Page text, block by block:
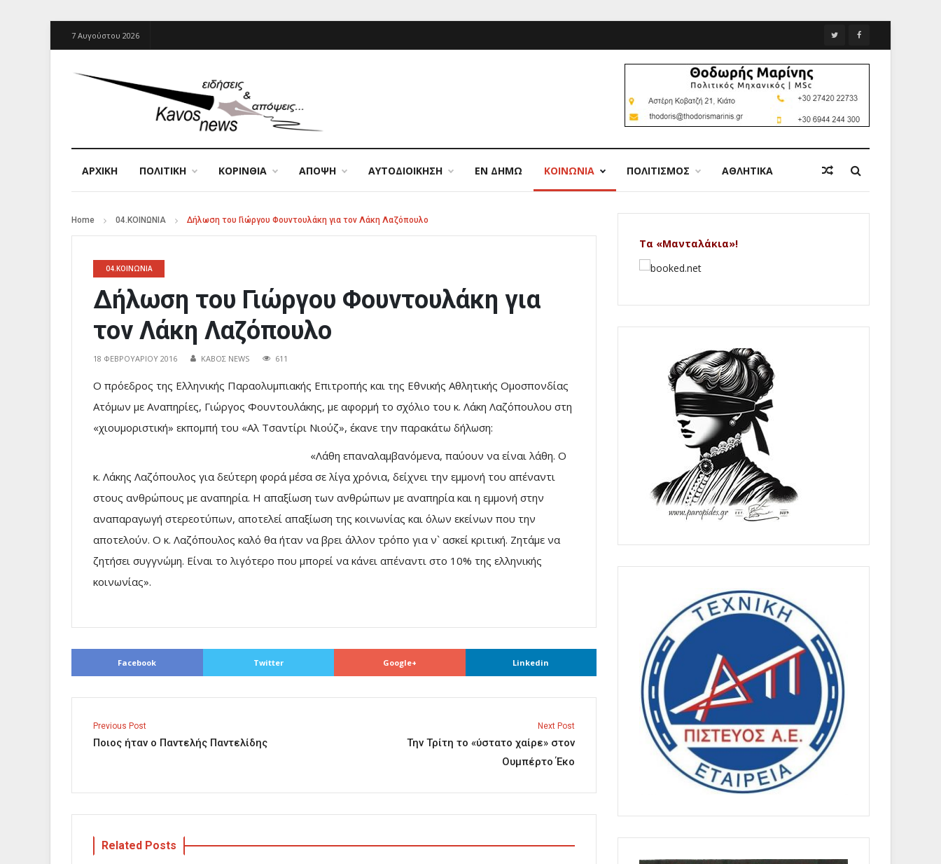
7 Αυγούστου 2026
ΑΡΧΙΚΉ ΠΟΛΙΤΙΚΗ ΚΟΡΙΝΘΙΑ ΑΠΟΨΗ ΑΥΤΟΔΙΟΙΚΗΣΗ ΕΝ ΔΗΜΩ ΚΟΙΝΩΝΙΑ ΠΟΛΙΤΙΣΜΟΣ ΑΘΛΗΤΙΚΑ
Home 04.ΚΟΙΝΩΝΙΑ Δήλωση του Γιώργου Φουντουλάκη για τον Λάκη Λαζόπουλο
04.ΚΟΙΝΩΝΙΑ
Δήλωση του Γιώργου Φουντουλάκη για
τον Λάκη Λαζόπουλο
18 ΦΕΒΡΟΥΑΡΊΟΥ 2016 ΚΑΒΟΣ NEWS 611
Ο πρόεδρος της Ελληνικής Παραολυμπιακής Επιτροπής και της Εθνικής Αθλητικής Ομοσπονδίας
Ατόμων με Αναπηρίες, Γιώργος Φουντουλάκης, με αφορμή το σχόλιο του κ. Λάκη Λαζόπουλου στη
«χιουμοριστική» εκπομπή του «Αλ Τσαντίρι Νιούζ», έκανε την παρακάτω δήλωση:
«Λάθη επαναλαμβανόμενα, παύουν να είναι λάθη. Ο
κ. Λάκης Λαζόπουλος για δεύτερη φορά μέσα σε λίγα χρόνια, δείχνει την εμμονή του απέναντι
στους ανθρώπους με αναπηρία. Η απαξίωση των ανθρώπων με αναπηρία και η εμμονή στην
αναπαραγωγή στερεοτύπων, αποτελεί απαξίωση της κοινωνίας και όλων εκείνων που την
αποτελούν. Ο κ. Λαζόπουλος καλό θα ήταν να βρει άλλον τρόπο για ν` ασκεί κριτική. Ζητάμε να
ζητήσει συγγνώμη. Είναι το λιγότερο που μπορεί να κάνει απέναντι στο 10% της ελληνικής
κοινωνίας».
Facebook Twitter Google+ Linkedin
Previous Post
Ποιος ήταν ο Παντελής Παντελίδης
Next Post
Την Τρίτη το «ύστατο χαίρε» στον
Ουμπέρτο Έκο
Related Posts
Τα «Μανταλάκια»!